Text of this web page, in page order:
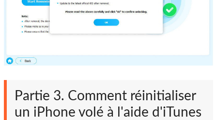
Partie 3. Comment réinitialiser
un iPhone volé à l'aide d'iTunes